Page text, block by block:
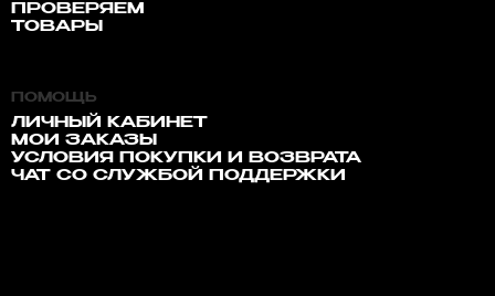
ПРОВЕРЯЕМ
ТОВАРЫ
ПОМОЩЬ
ЛИЧНЫЙ КАБИНЕТ
МОИ ЗАКАЗЫ
УСЛОВИЯ ПОКУПКИ И ВОЗВРАТА
ЧАТ СО СЛУЖБОЙ ПОДДЕРЖКИ